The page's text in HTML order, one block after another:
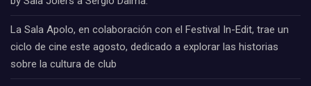
La Sala Apolo, en colaboración con el Festival In-Edit, trae un
ciclo de cine este agosto, dedicado a explorar las historias
sobre la cultura de club